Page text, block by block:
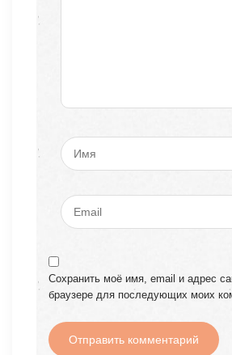
Сохранить моё имя, email и адрес
браузере для последующих моих